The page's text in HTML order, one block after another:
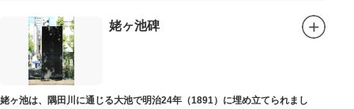
姥ヶ池碑
姥ヶ池は、隅田川に通じる大池で明治24年（1891）に埋め立てられまし